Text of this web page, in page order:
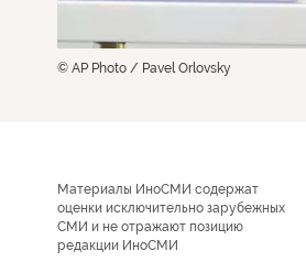
© AP Photo / Pavel Orlovsky
Материалы ИноСМИ содержат
оценки исключительно зарубежных
СМИ и не отражают позицию
редакции ИноСМИ